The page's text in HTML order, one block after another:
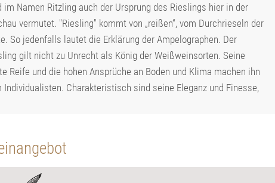
im Namen Ritzling auch der Ursprung des Rieslings hier in der
vermutet. "Riesling" kommt von „reißen“, vom Durchrieseln der
So jedenfalls lautet die Erklärung der Ampelographen. Der
gilt nicht zu Unrecht als König der Weißweinsorten. Seine
Reife und die hohen Ansprüche an Boden und Klima machen ihn
Individualisten. Charakteristisch sind seine Eleganz und Finesse,